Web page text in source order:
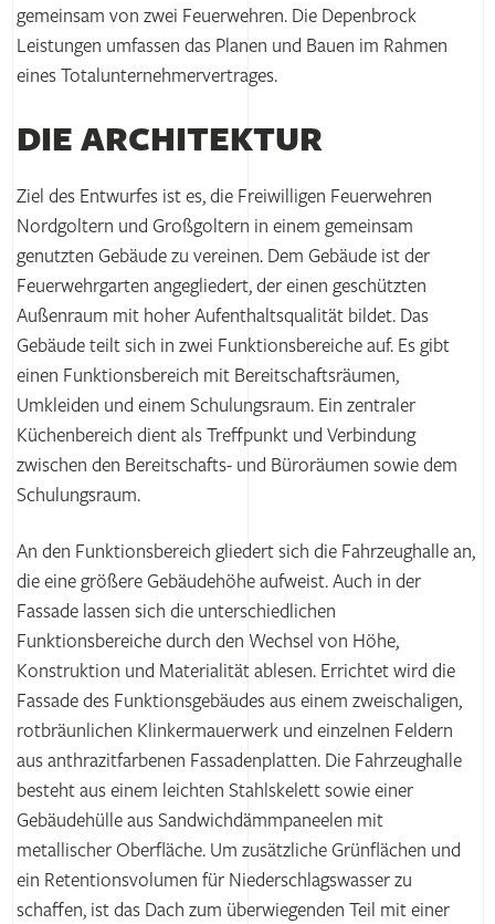
gemeinsam von zwei Feuerwehren. Die Depenbrock
Leistungen umfassen das Planen und Bauen im Rahmen
eines Totalunternehmervertrages.
DIE ARCHITEKTUR
Ziel des Entwurfes ist es, die Freiwilligen Feuerwehren
Nordgoltern und Großgoltern in einem gemeinsam
genutzten Gebäude zu vereinen. Dem Gebäude ist der
Feuerwehrgarten angegliedert, der einen geschützten
Außenraum mit hoher Aufenthaltsqualität bildet. Das
Gebäude teilt sich in zwei Funktionsbereiche auf. Es gibt
einen Funktionsbereich mit Bereitschaftsräumen,
Umkleiden und einem Schulungsraum. Ein zentraler
Küchenbereich dient als Treffpunkt und Verbindung
zwischen den Bereitschafts- und Büroräumen sowie dem
Schulungsraum.
An den Funktionsbereich gliedert sich die Fahrzeughalle an,
die eine größere Gebäudehöhe aufweist. Auch in der
Fassade lassen sich die unterschiedlichen
Funktionsbereiche durch den Wechsel von Höhe,
Konstruktion und Materialität ablesen. Errichtet wird die
Fassade des Funktionsgebäudes aus einem zweischaligen,
rotbräunlichen Klinkermauerwerk und einzelnen Feldern
aus anthrazitfarbenen Fassadenplatten. Die Fahrzeughalle
besteht aus einem leichten Stahlskelett sowie einer
Gebäudehülle aus Sandwichdämmpaneelen mit
metallischer Oberfläche. Um zusätzliche Grünflächen und
ein Retentionsvolumen für Niederschlagswasser zu
schaffen, ist das Dach zum überwiegenden Teil mit einer